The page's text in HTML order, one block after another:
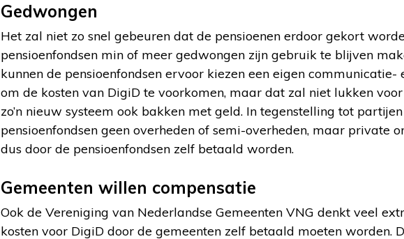
Gedwongen
Het zal niet zo snel gebeuren dat de pensioenen erdoor gekort
pensioenfondsen min of meer gedwongen zijn gebruik te blijven
kunnen de pensioenfondsen ervoor kiezen een eigen communicatie-
om de kosten van DigiD te voorkomen, maar dat zal niet lukken
zo’n nieuw systeem ook bakken met geld. In tegenstelling tot
pensioenfondsen geen overheden of semi-overheden, maar private
dus door de pensioenfondsen zelf betaald worden.
Gemeenten willen compensatie
Ook de Vereniging van Nederlandse Gemeenten VNG denkt veel
kosten voor DigiD door de gemeenten zelf betaald moeten worden.